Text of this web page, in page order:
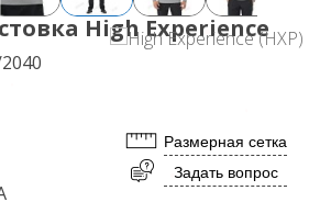
High Experience
Размерная сетка
Задать вопрос